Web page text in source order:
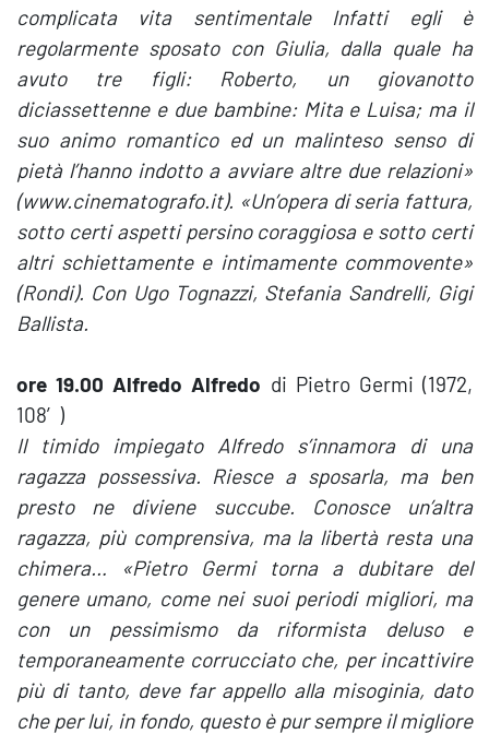
complicata vita sentimentale Infatti egli è
regolarmente sposato con Giulia, dalla quale ha
avuto tre figli: Roberto, un giovanotto
diciassettenne e due bambine: Mita e Luisa; ma il
suo animo romantico ed un malinteso senso di
pietà l’hanno indotto a avviare altre due relazioni»
(www.cinematografo.it). «Un’opera di seria fattura,
sotto certi aspetti persino coraggiosa e sotto certi
altri schiettamente e intimamente commovente»
(Rondi). Con Ugo Tognazzi, Stefania Sandrelli, Gigi
Ballista.
ore 19.00 Alfredo Alfredo di Pietro Germi (1972,
108′)
Il timido impiegato Alfredo s’innamora di una
ragazza possessiva. Riesce a sposarla, ma ben
presto ne diviene succube. Conosce un’altra
ragazza, più comprensiva, ma la libertà resta una
chimera… «Pietro Germi torna a dubitare del
genere umano, come nei suoi periodi migliori, ma
con un pessimismo da riformista deluso e
temporaneamente corrucciato che, per incattivire
più di tanto, deve far appello alla misoginia, dato
che per lui, in fondo, questo è pur sempre il migliore